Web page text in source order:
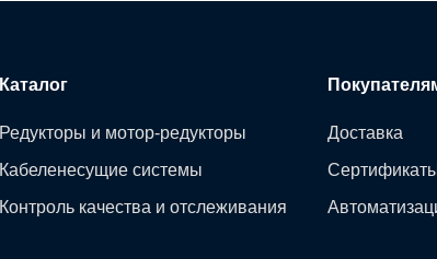
Каталог
Редукторы и мотор-редукторы
Кабеленесущие системы
Контроль качества и отслеживания
Доставка